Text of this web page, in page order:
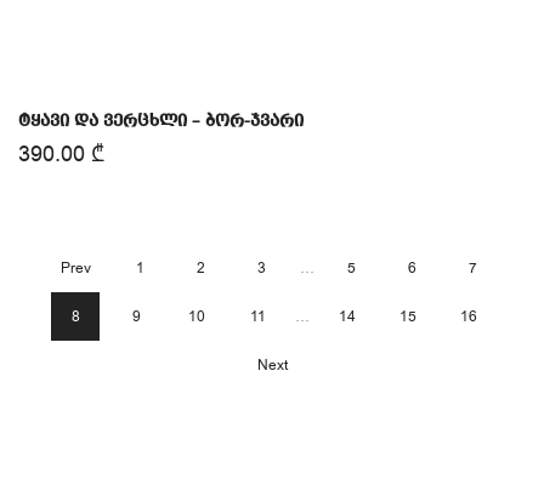
ტყავი და ვერცხლი – ბორ-ჯვარი
390.00 ₾
Prev 1 2 3 … 5 6 7
8 9 10 11 … 14 15 16
Next